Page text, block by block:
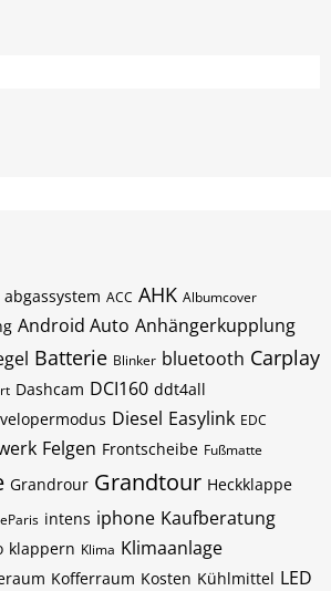
abgassystem ACC AHK Albumcover
Android Auto Anhängerkupplung
Batterie Blinker bluetooth Carplay
Dashcam DCI160 ddt4all
Diesel Easylink EDC
Felgen Frontscheibe Fußmatte
Grandrour Grandtour Heckklappe
intens iphone Kaufberatung
klappern Klima Klimaanlage
Kofferraum Kosten Kühlmittel LED